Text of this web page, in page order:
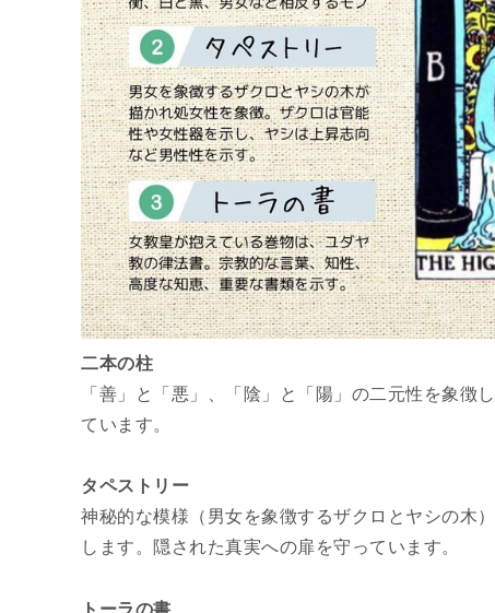
二本の柱
「善」と「悪」、「陰」と「陽」の二元性を象徴
ています。
タペストリー
神秘的な模様（男女を象徴するザクロとヤシの木
します。隠された真実への扉を守っています。